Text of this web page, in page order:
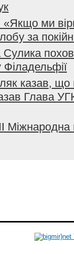
ми
за
казав, що
Глава